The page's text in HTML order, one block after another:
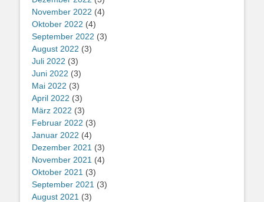
November 2022 (4)
Oktober 2022 (4)
September 2022 (3)
August 2022 (3)
Juli 2022 (3)
Juni 2022 (3)
Mai 2022 (3)
April 2022 (3)
März 2022 (3)
Februar 2022 (3)
Januar 2022 (4)
Dezember 2021 (3)
November 2021 (4)
Oktober 2021 (3)
September 2021 (3)
August 2021 (3)